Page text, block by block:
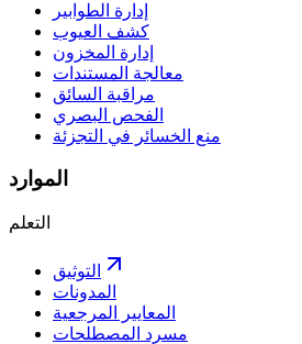
إدارة الطوابير
كشف العيوب
إدارة المخزون
معالجة المستندات
مراقبة السائق
الفحص البصري
منع الخسائر في التجزئة
الموارد
التعلم
التوثيق
المدونات
المعايير المرجعية
مسرد المصطلحات